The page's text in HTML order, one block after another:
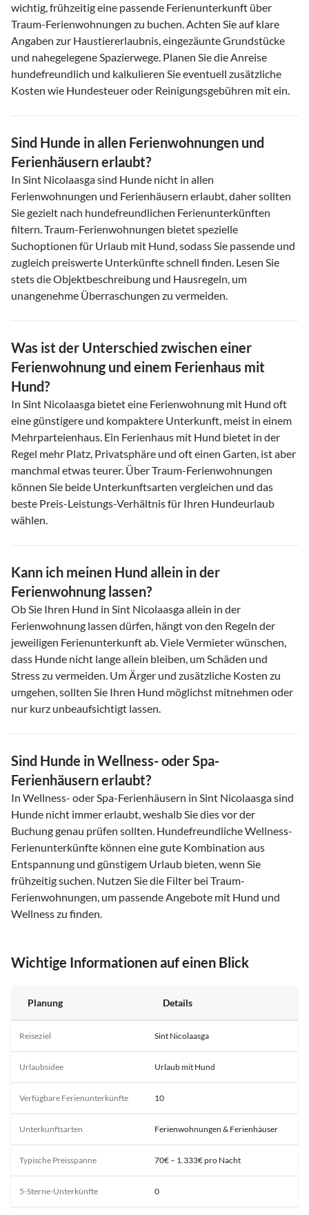
wichtig, frühzeitig eine passende Ferienunterkunft über
Traum-Ferienwohnungen zu buchen. Achten Sie auf klare
Angaben zur Haustiererlaubnis, eingezäunte Grundstücke
und nahegelegene Spazierwege. Planen Sie die Anreise
hundefreundlich und kalkulieren Sie eventuell zusätzliche
Kosten wie Hundesteuer oder Reinigungsgebühren mit ein.
Sind Hunde in allen Ferienwohnungen und
Ferienhäusern erlaubt?
In Sint Nicolaasga sind Hunde nicht in allen
Ferienwohnungen und Ferienhäusern erlaubt, daher sollten
Sie gezielt nach hundefreundlichen Ferienunterkünften
filtern. Traum-Ferienwohnungen bietet spezielle
Suchoptionen für Urlaub mit Hund, sodass Sie passende und
zugleich preiswerte Unterkünfte schnell finden. Lesen Sie
stets die Objektbeschreibung und Hausregeln, um
unangenehme Überraschungen zu vermeiden.
Was ist der Unterschied zwischen einer
Ferienwohnung und einem Ferienhaus mit
Hund?
In Sint Nicolaasga bietet eine Ferienwohnung mit Hund oft
eine günstigere und kompaktere Unterkunft, meist in einem
Mehrparteienhaus. Ein Ferienhaus mit Hund bietet in der
Regel mehr Platz, Privatsphäre und oft einen Garten, ist aber
manchmal etwas teurer. Über Traum-Ferienwohnungen
können Sie beide Unterkunftsarten vergleichen und das
beste Preis-Leistungs-Verhältnis für Ihren Hundeurlaub
wählen.
Kann ich meinen Hund allein in der
Ferienwohnung lassen?
Ob Sie Ihren Hund in Sint Nicolaasga allein in der
Ferienwohnung lassen dürfen, hängt von den Regeln der
jeweiligen Ferienunterkunft ab. Viele Vermieter wünschen,
dass Hunde nicht lange allein bleiben, um Schäden und
Stress zu vermeiden. Um Ärger und zusätzliche Kosten zu
umgehen, sollten Sie Ihren Hund möglichst mitnehmen oder
nur kurz unbeaufsichtigt lassen.
Sind Hunde in Wellness- oder Spa-
Ferienhäusern erlaubt?
In Wellness- oder Spa-Ferienhäusern in Sint Nicolaasga sind
Hunde nicht immer erlaubt, weshalb Sie dies vor der
Buchung genau prüfen sollten. Hundefreundliche Wellness-
Ferienunterkünfte können eine gute Kombination aus
Entspannung und günstigem Urlaub bieten, wenn Sie
frühzeitig suchen. Nutzen Sie die Filter bei Traum-
Ferienwohnungen, um passende Angebote mit Hund und
Wellness zu finden.
Wichtige Informationen auf einen Blick
Planung Details
Reiseziel Sint Nicolaasga
Urlaubsidee Urlaub mit Hund
Verfügbare Ferienunterkünfte 10
Unterkunftsarten Ferienwohnungen & Ferienhäuser
Typische Preisspanne 70€ – 1.333€ pro Nacht
5-Sterne-Unterkünfte 0